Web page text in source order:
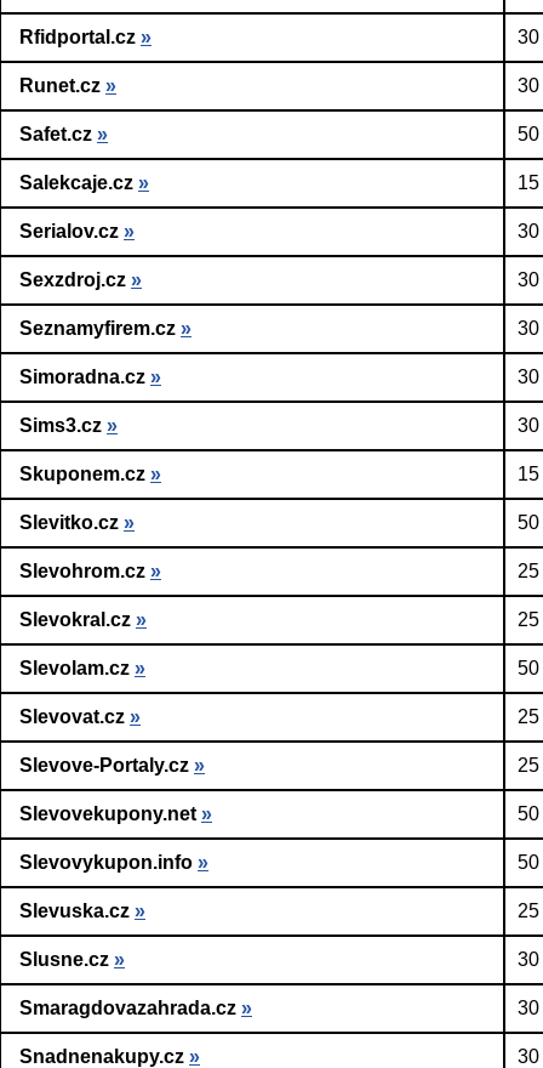
Rfidportal.cz » 30
Runet.cz » 30
Safet.cz » 50
Salekcaje.cz »
Serialov.cz » 30
Sexzdroj.cz » 30
Seznamyfirem.cz » 30
Simoradna.cz » 30
Sims3.cz » 30
Skuponem.cz »
Slevitko.cz » 50
Slevohrom.cz »
Slevokral.cz »
Slevolam.cz » 50
Slevovat.cz »
Slevove-Portaly.cz »
Slevovekupony.net » 50
Slevovykupon.info » 50
Slevuska.cz »
Slusne.cz » 30
Smaragdovazahrada.cz » 30
Snadnenakupy.cz » 30